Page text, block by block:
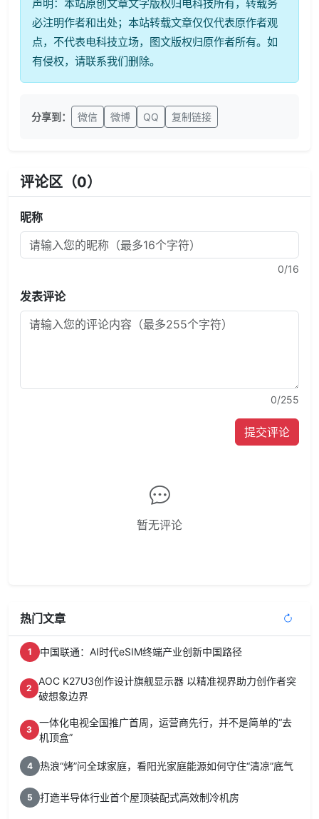
声明：本站原创文章文字版权归电科技所有，转载务
必注明作者和出处；本站转载文章仅仅代表原作者观
点，不代表电科技立场，图文版权归原作者所有。如
有侵权，请联系我们删除。
分享到： 微信 微博 QQ 复制链接
评论区（0）
昵称
0/16
发表评论
0/255
提交评论
暂无评论
热门文章
1 中国联通：AI时代eSIM终端产业创新中国路径
2
AOC K27U3创作设计旗舰显示器 以精准视界助力创作者突
破想象边界
3
一体化电视全国推广首周，运营商先行，并不是简单的“去
机顶盒”
4 热浪“烤”问全球家庭，看阳光家庭能源如何守住“清凉”底气
5 打造半导体行业首个屋顶装配式高效制冷机房